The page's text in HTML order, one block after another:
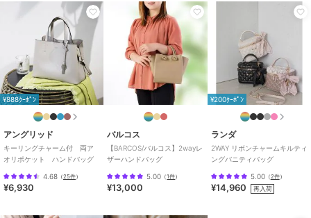
¥888ｸｰﾎﾟﾝ
アングリッド
キーリングチャーム付 両ア
オリポケット ハンドバッグ
4.68 （25件）
¥6,930
バルコス
【BARCOS/バルコス】2wayレ
ザーハンドバッグ
5.00 （1件）
¥13,000
¥200ｸｰﾎﾟﾝ
ランダ
2WAY リボンチャームキルティ
ングバニティバッグ
5.00（2件）
¥14,960 再入荷